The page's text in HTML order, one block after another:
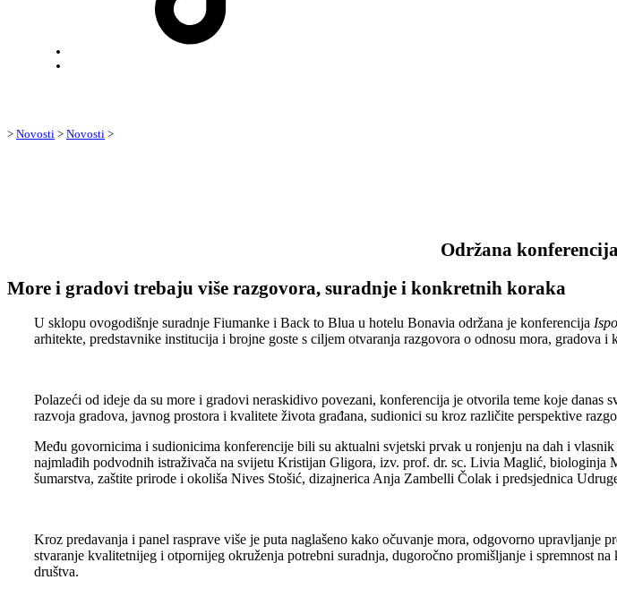
> Novosti > Novosti >
Održana
More i gradovi trebaju više razgovora, suradnje i konkretnih koraka
U sklopu ovogodišnje suradnje Fiumanke i Back to Blua u hotelu Bonavia održana je konferencija
arhitekte, predstavnike institucija i brojne goste s ciljem otvaranja razgovora o odnosu mora, gradova i
Polazeći od ideje da su more i gradovi neraskidivo povezani, konferencija je otvorila teme koje
razvoja gradova, javnog prostora i kvalitete života građana, sudionici su kroz različite perspektive
Među govornicima i sudionicima konferencije bili su aktualni svjetski prvak u ronjenju na dah i
najmlađih podvodnih istraživača na svijetu Kristijan Gligora, izv. prof. dr. sc. Livia Maglić,
šumarstva, zaštite prirode i okoliša Nives Stošić, dizajnerica Anja Zambelli Čolak i predsjednica
Kroz predavanja i panel rasprave više je puta naglašeno kako očuvanje mora, odgovorno
stvaranje kvalitetnijeg i otpornijeg okruženja potrebni suradnja, dugoročno promišljanje i spremnost
društva.